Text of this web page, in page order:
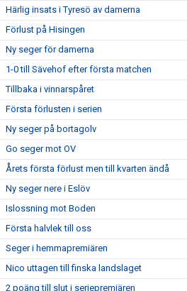
Härlig insats i Tyresö av damerna
Förlust på Hisingen
Ny seger för damerna
1-0 till Sävehof efter första matchen
Tillbaka i vinnarspåret
Första förlusten i serien
Ny seger på bortagolv
Go seger mot OV
Årets första förlust men till kvarten ändå
Ny seger nere i Eslöv
Islossning mot Boden
Första halvlek till oss
Seger i hemmapremiären
Nico uttagen till finska landslaget
2 poäng till slut i seriepremiären